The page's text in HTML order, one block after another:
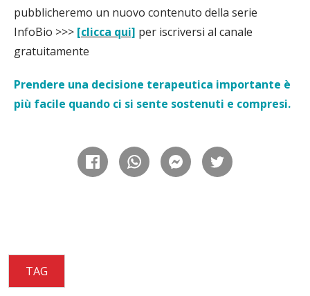
pubblicheremo un nuovo contenuto della serie
InfoBio >>> [clicca qui] per iscriversi al canale
gratuitamente
Prendere una decisione terapeutica importante è
più facile quando ci si sente sostenuti e compresi.
TAG